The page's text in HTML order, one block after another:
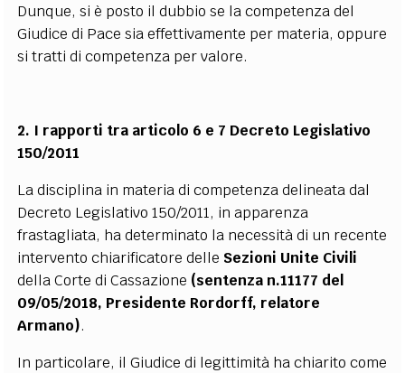
Dunque, si è posto il dubbio se la competenza del
Giudice di Pace sia effettivamente per materia, oppure
si tratti di competenza per valore.
2. I rapporti tra articolo 6 e 7 Decreto Legislativo
150/2011
La disciplina in materia di competenza delineata dal
Decreto Legislativo 150/2011, in apparenza
frastagliata, ha determinato la necessità di un recente
intervento chiarificatore delle Sezioni Unite Civili
della Corte di Cassazione (sentenza n.11177 del
09/05/2018, Presidente Rordorff, relatore
Armano).
In particolare, il Giudice di legittimità ha chiarito come